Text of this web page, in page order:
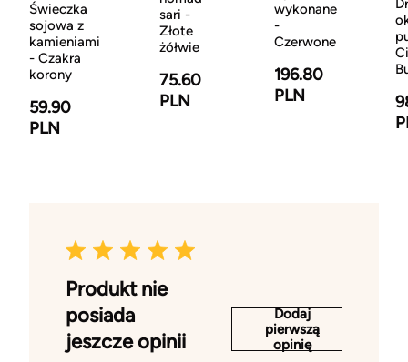
Świeczka
sojowa z
kamieniami
- Czakra
korony
59.90
PLN
sari -
Złote
żółwie
75.60
PLN
wykonane
-
Czerwone
196.80
PLN
Produkt nie
posiada
jeszcze opinii
Dodaj
pierwszą
opinię